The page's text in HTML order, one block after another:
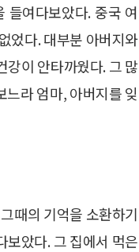
들여다보았다. 중국 여
었다. 대부분 아버지와
강이 안타까웠다. 그 많
느라 엄마, 아버지를 잊
때의 기억을 소환하기
보았다. 그 집에서 먹은